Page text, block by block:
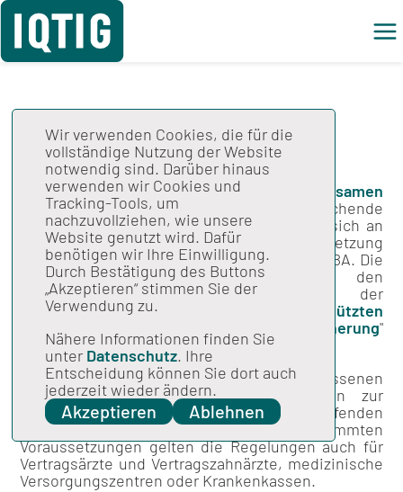
Hintergrund
Das IQTIG entwickelt im Auftrag des
Gemeinsamen
Bundesausschusses(G-BA) extern vergleichende
Qualitätssicherungsverfahren und beteiligt sich an
deren Durchführung. Grundlage für die Umsetzung
der QS-Verfahren sind die Richtlinien des G-BA. Die
meisten QS-Verfahren sind in den
Themenspezifischen Bestimmungen der
Richtlinie zur datengestützten
einrichtungsübergreifenden Qualitätssicherung"
(DeQS-RL) gefasst.
Alle in Deutschland nach § 108 SGB V zugelassenen
Krankenhäuser sind an die Regelungen zur
einrichtungs- und sektorenübergreifenden
Qualitätssicherung gebunden. Unter bestimmten
Voraussetzungen gelten die Regelungen auch für
Vertragsärzte und Vertragszahnärzte, medizinische
Versorgungszentren oder Krankenkassen.
Wir verwenden Cookies, die für die
vollständige Nutzung der Website
notwendig sind. Darüber hinaus
verwenden wir Cookies und
Tracking-Tools, um
nachzuvollziehen, wie unsere
Website genutzt wird. Dafür
benötigen wir Ihre Einwilligung.
Durch Bestätigung des Buttons
„Akzeptieren“ stimmen Sie der
Verwendung zu.
Nähere Informationen finden Sie
unter Datenschutz. Ihre
Entscheidung können Sie dort auch
jederzeit wieder ändern.
Akzeptieren Ablehnen